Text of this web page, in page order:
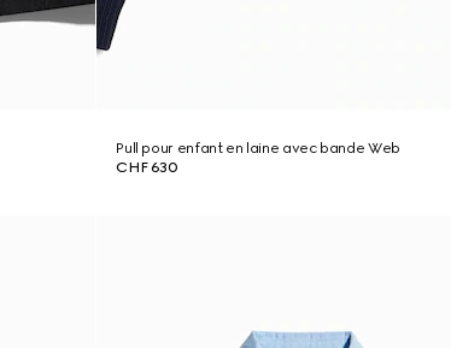
Pull pour enfant en laine avec bande Web
CHF 630